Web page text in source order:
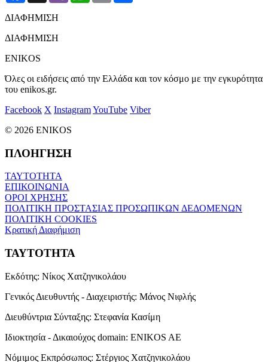
ΔΙΑΦΗΜΙΣΗ
ΔΙΑΦΗΜΙΣΗ
ENIKOS
Όλες οι ειδήσεις από την Ελλάδα και τον κόσμο με την εγκυρότητα
του enikos.gr.
Facebook X InstagramYouTube Viber
© 2026 ENIKOS
ΠΛΟΗΓΗΣΗ
ΤΑΥΤΟΤΗΤΑ
ΕΠΙΚΟΙΝΩΝΙΑ
ΟΡΟΙ ΧΡΗΣΗΣ
ΠΟΛΙΤΙΚΗ ΠΡΟΣΤΑΣΙΑΣ ΠΡΟΣΩΠΙΚΩΝ ΔΕΔΟΜΕΝΩΝ
ΠΟΛΙΤΙΚΗ COOKIES
Κρατική Διαφήμιση
ΤΑΥΤΟΤΗΤΑ
Εκδότης: Νίκος Χατζηνικολάου
Γενικός Διευθυντής - Διαχειριστής: Μάνος Νιφλής
Διευθύντρια Σύνταξης: Στεφανία Κασίμη
Ιδιοκτησία - Δικαιούχος domain: ENIKOS AE
Νόμιμος Εκπρόσωπος: Στέργιος Χατζηνικολάου